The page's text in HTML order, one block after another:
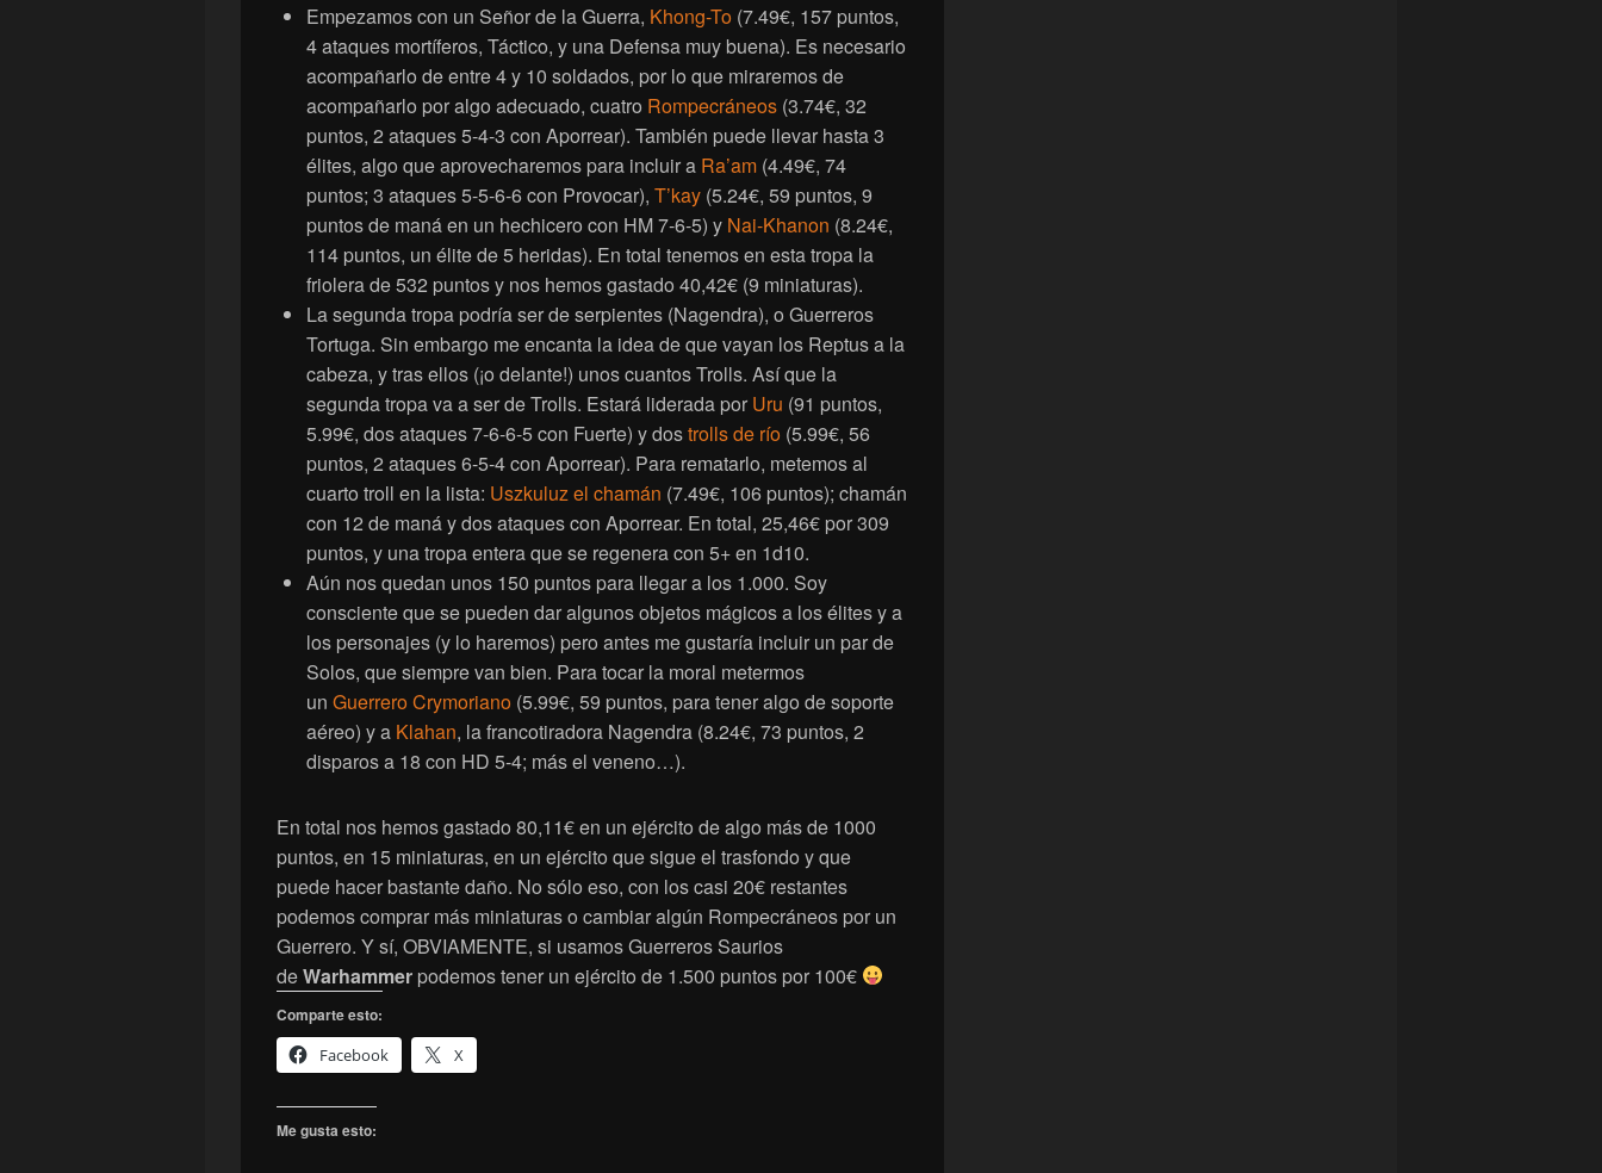
Empezamos con un Señor de la Guerra, Khong-To (7.49€, 157 puntos,
4 ataques mortíferos, Táctico, y una Defensa muy buena). Es necesario
acompañarlo de entre 4 y 10 soldados, por lo que miraremos de
acompañarlo por algo adecuado, cuatro Rompecráneos (3.74€, 32
puntos, 2 ataques 5-4-3 con Aporrear). También puede llevar hasta 3
élites, algo que aprovecharemos para incluir a Ra’am (4.49€, 74
puntos; 3 ataques 5-5-6-6 con Provocar), T’kay (5.24€, 59 puntos, 9
puntos de maná en un hechicero con HM 7-6-5) y Nai-Khanon (8.24€,
114 puntos, un élite de 5 heridas). En total tenemos en esta tropa la
friolera de 532 puntos y nos hemos gastado 40,42€ (9 miniaturas).
La segunda tropa podría ser de serpientes (Nagendra), o Guerreros
Tortuga. Sin embargo me encanta la idea de que vayan los Reptus a la
cabeza, y tras ellos (¡o delante!) unos cuantos Trolls. Así que la
segunda tropa va a ser de Trolls. Estará liderada por Uru (91 puntos,
5.99€, dos ataques 7-6-6-5 con Fuerte) y dostrolls de río (5.99€, 56
puntos, 2 ataques 6-5-4 con Aporrear). Para rematarlo, metemos al
cuarto troll en la lista: Uszkuluz el chamán (7.49€, 106 puntos); chamán
con 12 de maná y dos ataques con Aporrear. En total, 25,46€ por 309
puntos, y una tropa entera que se regenera con 5+ en 1d10.
Aún nos quedan unos 150 puntos para llegar a los 1.000. Soy
consciente que se pueden dar algunos objetos mágicos a los élites y a
los personajes (y lo haremos) pero antes me gustaría incluir un par de
Solos, que siempre van bien. Para tocar la moral metermos
un Guerrero Crymoriano (5.99€, 59 puntos, para tener algo de soporte
aéreo) y a Klahan, la francotiradora Nagendra (8.24€, 73 puntos, 2
disparos a 18 con HD 5-4; más el veneno…).
En total nos hemos gastado 80,11€ en un ejército de algo más de 1000
puntos, en 15 miniaturas, en un ejército que sigue el trasfondo y que
puede hacer bastante daño. No sólo eso, con los casi 20€ restantes
podemos comprar más miniaturas o cambiar algún Rompecráneos por un
Guerrero. Y sí, OBVIAMENTE, si usamos Guerreros Saurios
deWarhammer podemos tener un ejército de 1.500 puntos por 100€
Comparte esto:
Facebook
X
Me gusta esto: